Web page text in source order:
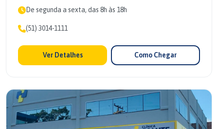
De segunda a sexta, das 8h às 18h
(51) 3014-1111
Ver Detalhes Como Chegar